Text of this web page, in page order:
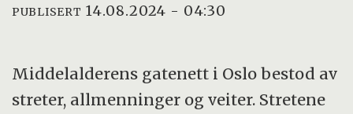
PUBLISERT 14.08.2024 - 04:30
Middelalderens gatenett i Oslo bestod av
streter, allmenninger og veiter. Stretene